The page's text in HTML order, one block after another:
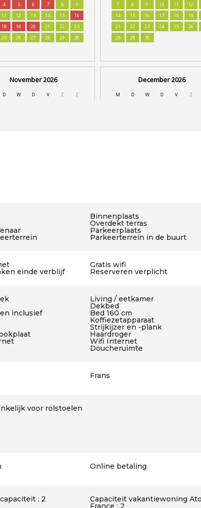
Binnenplaats
Overdekt terras
Parkeerplaats
Parkeerterrein in de buurt
Gratis wifi
einde verblijf Reserveren verplicht
Living / eetkamer
Dekbed
inclusief Bed 160 cm
Koffiezetapparaat
Strijkijzer en -plank
Haardroger
Wifi Internet
Doucheruimte
Frans
voor rolstoelen
Online betaling
: 2 Capaciteit vakantiewoning
France : 2